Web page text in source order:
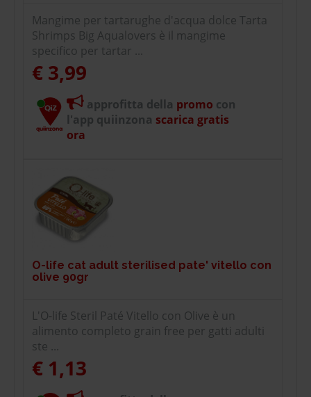
Mangime per tartarughe d'acqua dolce Tarta
Shrimps Big Aqualovers è il mangime
specifico per tartar ...
€ 3,99
approfitta della promo con
l'app quiinzona scarica gratis
ora
O-life cat adult sterilised pate' vitello con
olive 90gr
L'O-life Steril Paté Vitello con Olive è un
alimento completo grain free per gatti adulti
ste ...
€ 1,13